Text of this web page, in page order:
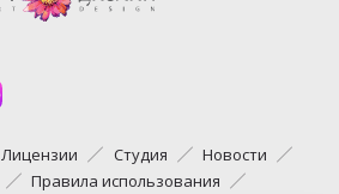
Лицензии Студия
Новости
Правила использования